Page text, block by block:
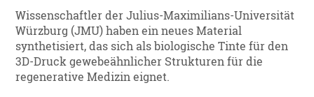
Wissenschaftler der Julius-Maximilians-Universität
Würzburg (JMU) haben ein neues Material
synthetisiert, das sich als biologische Tinte für den
3D-Druck gewebeähnlicher Strukturen für die
regenerative Medizin eignet.